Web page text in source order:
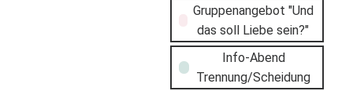
Gruppenangebot "Und
das soll Liebe sein?"
Info-Abend
Trennung/Scheidung